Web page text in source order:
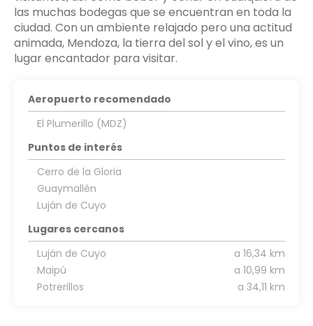
las muchas bodegas que se encuentran en toda la
ciudad. Con un ambiente relajado pero una actitud
animada, Mendoza, la tierra del sol y el vino, es un
lugar encantador para visitar.
Aeropuerto recomendado
El Plumerillo (MDZ)
Puntos de interés
Cerro de la Gloria
Guaymallén
Luján de Cuyo
Lugares cercanos
Luján de Cuyo
a 16,34 km
Maipú
a 10,99 km
Potrerillos
a 34,11 km